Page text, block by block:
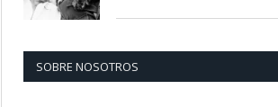
SOBRE NOSOTROS